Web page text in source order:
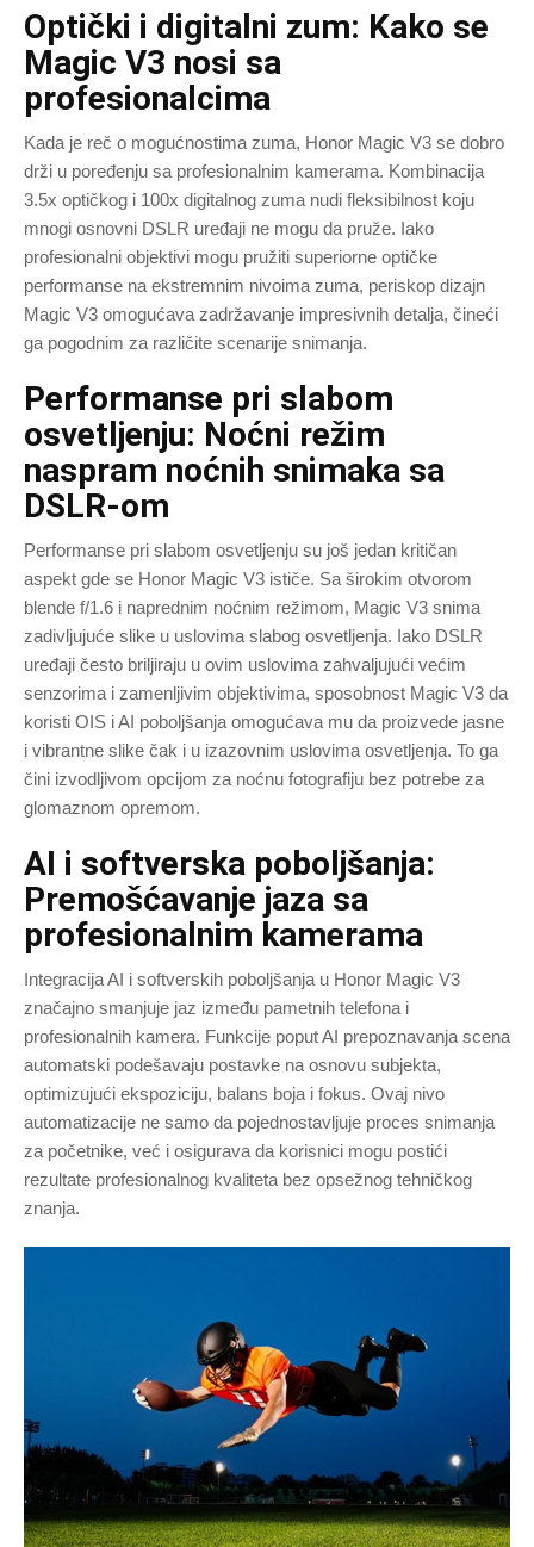
Optički i digitalni zum: Kako se
Magic V3 nosi sa
profesionalcima
Kada je reč o mogućnostima zuma, Honor Magic V3 se dobro
drži u poređenju sa profesionalnim kamerama. Kombinacija
3.5x optičkog i 100x digitalnog zuma nudi fleksibilnost koju
mnogi osnovni DSLR uređaji ne mogu da pruže. Iako
profesionalni objektivi mogu pružiti superiorne optičke
performanse na ekstremnim nivoima zuma, periskop dizajn
Magic V3 omogućava zadržavanje impresivnih detalja, čineći
ga pogodnim za različite scenarije snimanja.
Performanse pri slabom
osvetljenju: Noćni režim
naspram noćnih snimaka sa
DSLR-om
Performanse pri slabom osvetljenju su još jedan kritičan
aspekt gde se Honor Magic V3 ističe. Sa širokim otvorom
blende f/1.6 i naprednim noćnim režimom, Magic V3 snima
zadivljujuće slike u uslovima slabog osvetljenja. Iako DSLR
uređaji često briljiraju u ovim uslovima zahvaljujući većim
senzorima i zamenljivim objektivima, sposobnost Magic V3 da
koristi OIS i AI poboljšanja omogućava mu da proizvede jasne
i vibrantne slike čak i u izazovnim uslovima osvetljenja. To ga
čini izvodljivom opcijom za noćnu fotografiju bez potrebe za
glomaznom opremom.
AI i softverska poboljšanja:
Premošćavanje jaza sa
profesionalnim kamerama
Integracija AI i softverskih poboljšanja u Honor Magic V3
značajno smanjuje jaz između pametnih telefona i
profesionalnih kamera. Funkcije poput AI prepoznavanja scena
automatski podešavaju postavke na osnovu subjekta,
optimizujući ekspoziciju, balans boja i fokus. Ovaj nivo
automatizacije ne samo da pojednostavljuje proces snimanja
za početnike, već i osigurava da korisnici mogu postići
rezultate profesionalnog kvaliteta bez opsežnog tehničkog
znanja.